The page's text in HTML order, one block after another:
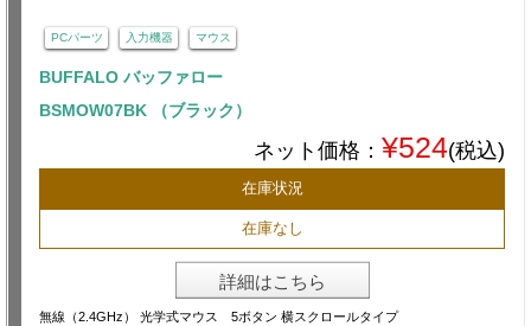
PCパーツ 入力機器 マウス
BUFFALO バッファロー
BSMOW07BK （ブラック）
ネット価格： ¥524(税込)
在庫状況
在庫なし
詳細はこちら
無線（2.4GHz） 光学式マウス 5ボタン 横スクロールタイプ